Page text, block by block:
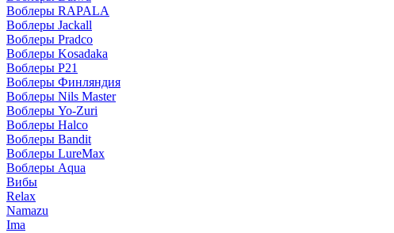
Воблеры RAPALA
Воблеры Jackall
Воблеры Pradco
Воблеры Kosadaka
Воблеры P21
Воблеры Финляндия
Воблеры Nils Master
Воблеры Yo-Zuri
Воблеры Halco
Воблеры Bandit
Воблеры LureMax
Воблеры Aqua
Вибы
Relax
Namazu
Ima